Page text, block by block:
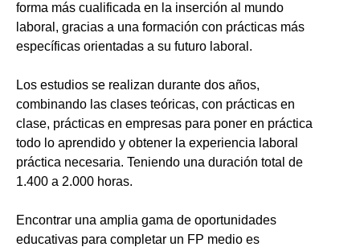
forma más cualificada en la inserción al mundo
laboral, gracias a una formación con prácticas más
específicas orientadas a su futuro laboral.
Los estudios se realizan durante dos años,
combinando las clases teóricas, con prácticas en
clase, prácticas en empresas para poner en práctica
todo lo aprendido y obtener la experiencia laboral
práctica necesaria. Teniendo una duración total de
1.400 a 2.000 horas.
Encontrar una amplia gama de oportunidades
educativas para completar un FP medio es